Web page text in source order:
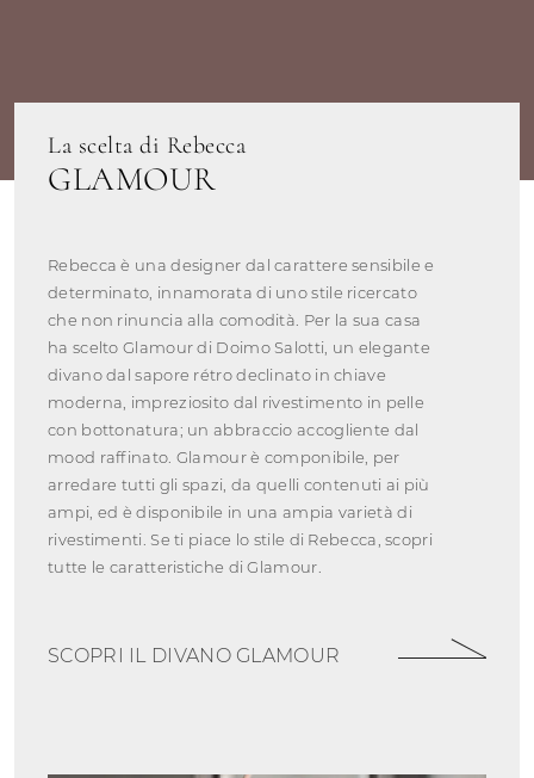
La scelta di Rebecca
GLAMOUR
Rebecca è una designer dal carattere sensibile e
determinato, innamorata di uno stile ricercato
che non rinuncia alla comodità. Per la sua casa
ha scelto Glamour di Doimo Salotti, un elegante
divano dal sapore rétro declinato in chiave
moderna, impreziosito dal rivestimento in pelle
con bottonatura; un abbraccio accogliente dal
mood raffinato. Glamour è componibile, per
arredare tutti gli spazi, da quelli contenuti ai più
ampi, ed è disponibile in una ampia varietà di
rivestimenti. Se ti piace lo stile di Rebecca, scopri
tutte le caratteristiche di Glamour.
SCOPRI IL DIVANO GLAMOUR